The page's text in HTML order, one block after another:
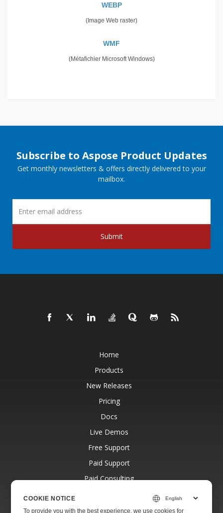
WEBP
(Image Web raster)
WMF
(Métafichier Microsoft Windows)
Subscribe to Aspose Product Updates
Get monthly newsletters & offers directly delivered to your
mailbox.
Submit
Home
Products
New Releases
Pricing
Docs
Live Demos
Free Support
Paid Support
Paid Consulting
Websites
COOKIE NOTICE
To provide you with the best experience, we use cookies for